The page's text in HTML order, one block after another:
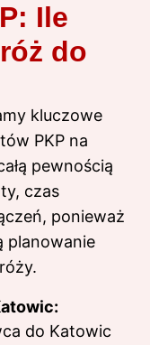
Ile
do
kluczowe
PKP na
pewnością
czas
ponieważ
planowanie
do Katowic